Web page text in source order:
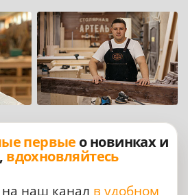
первые о новинках и
вдохновляйтесь
наш канал в удобном